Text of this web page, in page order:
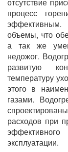
процесс
объемы, что
а так же
недожог.
развитую
температуру
этого в
газами.
расходов при
эксплуатации.